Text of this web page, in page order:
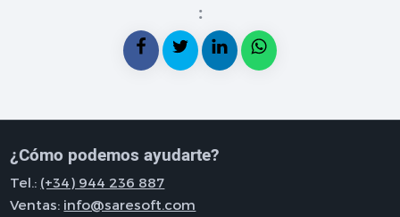
:
¿Cómo podemos ayudarte?
Tel.: (+34) 944 236 887
Ventas: info@saresoft.com